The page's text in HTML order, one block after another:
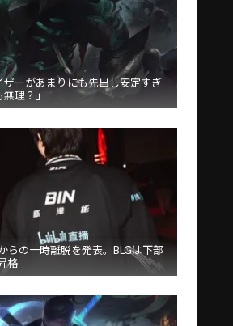
ザーがあまりにも先出し安定すぎ
理？」
らの一時離脱を発表。BLGは下部
格